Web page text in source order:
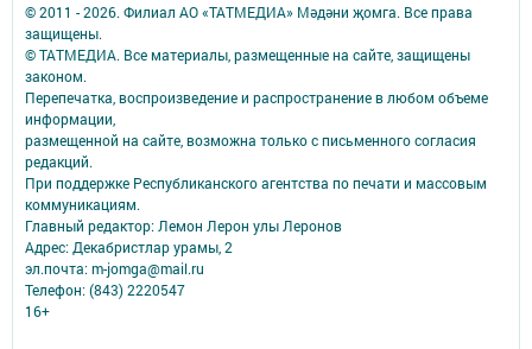
© 2011 - 2026. Филиал АО «ТАТМЕДИА» Мәдәни җомга. Все права
защищены.
© ТАТМЕДИА. Все материалы, размещенные на сайте, защищены
законом.
Перепечатка, воспроизведение и распространение в любом объеме
информации,
размещенной на сайте, возможна только с письменного согласия
редакций.
При поддержке Республиканского агентства по печати и массовым
коммуникациям.
Главный редактор: Лемон Лерон улы Леронов
Адрес: Декабристлар урамы, 2
эл.почта: m-jomga@mail.ru
Телефон: (843) 2220547
16+